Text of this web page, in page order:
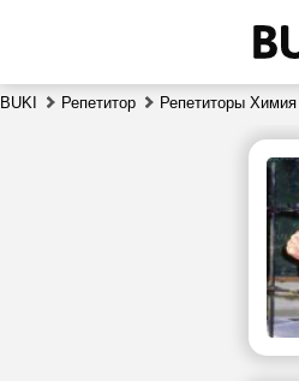
BUKI Репетитор Репетиторы Химия